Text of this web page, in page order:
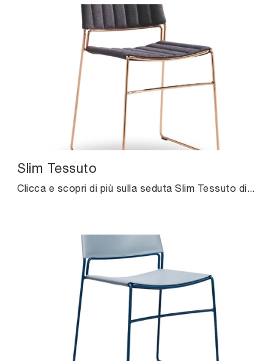
Slim Tessuto
Clicca e scopri di più sulla seduta Slim Tessuto di Midj in tessuto: le più belle Sedie fisse moderne ti aspettano.